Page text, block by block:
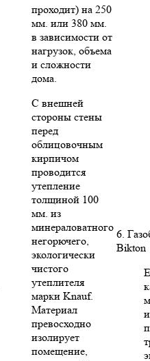
проходит) на 250
мм. или 380 мм.
в зависимости от
нагрузок, объема
и сложности
дома.
С внешней
стороны стены
перед
облицовочным
кирпичом
проводится
утепление
толщиной 100
мм. из
минераловатного
негорючего,
экологически
чистого
утеплителя
марки Knauf.
Материал
превосходно
изолирует
помещение,
6.
Bikton